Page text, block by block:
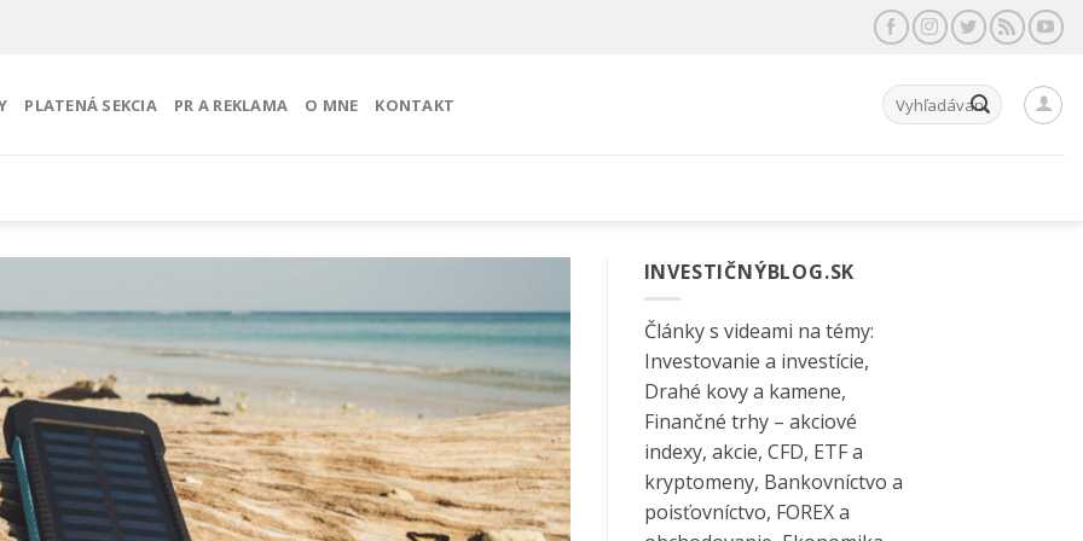
PLATENÁ SEKCIA PR A REKLAMA O MNE KONTAKT Hľadať:
INVESTIČNÝBLOG.SK
Články s videami na témy:
Investovanie a investície,
Drahé kovy a kamene,
Finančné trhy – akciové
indexy, akcie, CFD, ETF a
kryptomeny, Bankovníctvo a
poisťovníctvo, FOREX a